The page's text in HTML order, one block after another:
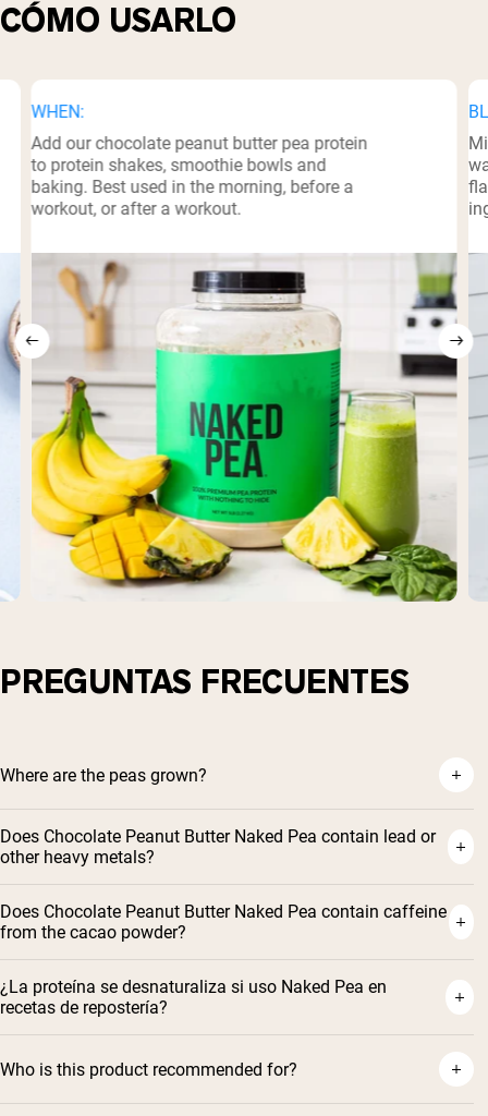
CÓMO USARLO
WHEN:
Add our chocolate peanut butter pea protein
to protein shakes, smoothie bowls and
baking. Best used in the morning, before a
workout, or after a workout.
PREGUNTAS FRECUENTES
Where are the peas grown?
Does Chocolate Peanut Butter Naked Pea contain lead or
other heavy metals?
Does Chocolate Peanut Butter Naked Pea contain caffeine
from the cacao powder?
¿La proteína se desnaturaliza si uso Naked Pea en
recetas de repostería?
Who is this product recommended for?